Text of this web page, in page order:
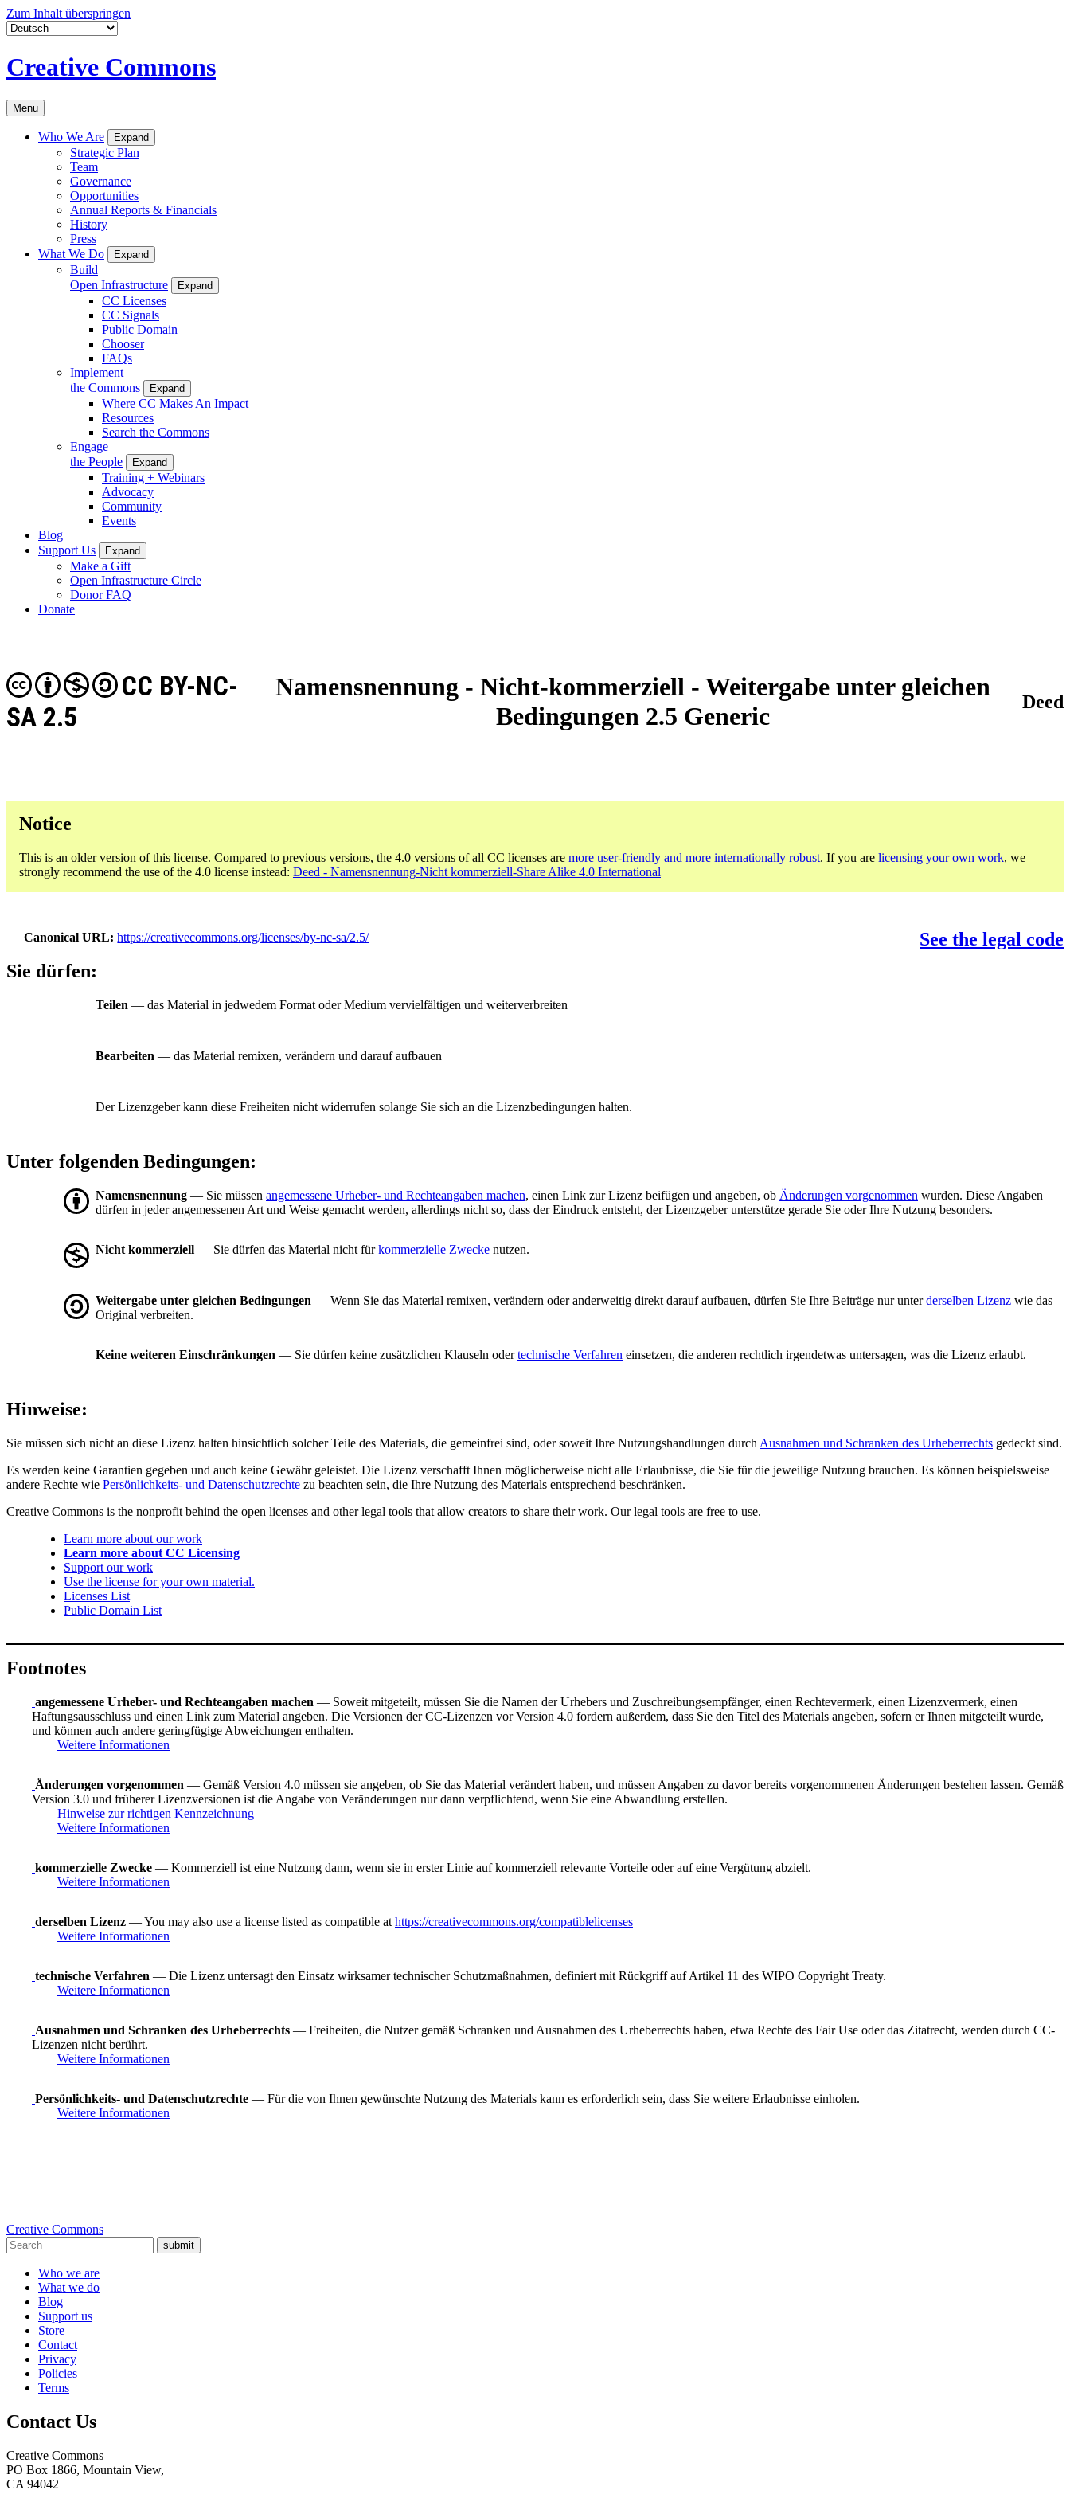
Zum Inhalt überspringen
Creative Commons
Menu
Who We Are Expand
Strategic Plan
Team
Governance
Opportunities
Annual Reports & Financials
History
Press
What We Do
Expand
Build
Open Infrastructure
Expand
CC Licenses
CC Signals
Public Domain
Chooser
FAQs
Implement
the Commons
Expand
Where CC Makes An Impact
Resources
Search the Commons
Engage
the People
Expand
Training + Webinars
Advocacy
Community
Events
Blog
Support Us
Expand
Make a Gift
Open Infrastructure Circle
Donor FAQ
Donate
Namensnennung - Nicht-kommerziell - Weitergabe unter gleichen
Bedingungen 2.5 Generic
CC BY-NC-
SA 2.5
Deed
Notice
This is an older version of this license. Compared to previous versions, the 4.0 versions of all CC licenses are more user-friendly and more internationally robust. If you are licensing your own work, we
strongly recommend the use of the 4.0 license instead: Deed - Namensnennung-Nicht kommerziell-Share Alike 4.0 International
Canonical URL https://creativecommons.org/licenses/by-nc-sa/2.5/
See the legal code
Sie dürfen:
Teilen — das Material in jedwedem Format oder Medium vervielfältigen und weiterverbreiten
Bearbeiten — das Material remixen, verändern und darauf aufbauen
Der Lizenzgeber kann diese Freiheiten nicht widerrufen solange Sie sich an die Lizenzbedingungen halten.
Unter folgenden Bedingungen:
Namensnennung — Sie müssen angemessene Urheber- und Rechteangaben machen, einen Link zur Lizenz beifügen und angeben, ob Änderungen vorgenommen wurden. Diese Angaben
dürfen in jeder angemessenen Art und Weise gemacht werden, allerdings nicht so, dass der Eindruck entsteht, der Lizenzgeber unterstütze gerade Sie oder Ihre Nutzung besonders.
Nicht kommerziell — Sie dürfen das Material nicht fürkommerzielle Zwecke nutzen.
Weitergabe unter gleichen Bedingungen — Wenn Sie das Material remixen, verändern oder anderweitig direkt darauf aufbauen, dürfen Sie Ihre Beiträge nur unterderselben Lizenz wie das
Original verbreiten.
Keine weiteren Einschränkungen — Sie dürfen keine zusätzlichen Klauseln odertechnische Verfahren einsetzen, die anderen rechtlich irgendetwas untersagen, was die Lizenz erlaubt.
Hinweise:
Sie müssen sich nicht an diese Lizenz halten hinsichtlich solcher Teile des Materials, die gemeinfrei sind, oder soweit Ihre Nutzungshandlungen durch Ausnahmen und Schranken des Urheberrechts gedeckt sind.
Es werden keine Garantien gegeben und auch keine Gewähr geleistet. Die Lizenz verschafft Ihnen möglicherweise nicht alle Erlaubnisse, die Sie für die jeweilige Nutzung brauchen. Es können beispielsweise
andere Rechte wie Persönlichkeits- und Datenschutzrechte zu beachten sein, die Ihre Nutzung des Materials entsprechend beschränken.
Creative Commons is the nonprofit behind the open licenses and other legal tools that allow creators to share their work. Our legal tools are free to use.
Learn more about our work
Learn more about CC Licensing
Support our work
Use the license for your own material.
Licenses List
Public Domain List
Footnotes
angemessene Urheber- und Rechteangaben machen — Soweit mitgeteilt, müssen Sie die Namen der Urhebers und Zuschreibungsempfänger, einen Rechtevermerk, einen Lizenzvermerk, einen
Haftungsausschluss und einen Link zum Material angeben. Die Versionen der CC-Lizenzen vor Version 4.0 fordern außerdem, dass Sie den Titel des Materials angeben, sofern er Ihnen mitgeteilt wurde,
und können auch andere geringfügige Abweichungen enthalten.
Weitere Informationen
Änderungen vorgenommen — Gemäß Version 4.0 müssen sie angeben, ob Sie das Material verändert haben, und müssen Angaben zu davor bereits vorgenommenen Änderungen bestehen lassen. Gemäß
Version 3.0 und früherer Lizenzversionen ist die Angabe von Veränderungen nur dann verpflichtend, wenn Sie eine Abwandlung erstellen.
Hinweise zur richtigen Kennzeichnung
Weitere Informationen
kommerzielle Zwecke — Kommerziell ist eine Nutzung dann, wenn sie in erster Linie auf kommerziell relevante Vorteile oder auf eine Vergütung abzielt.
Weitere Informationen
derselben Lizenz — You may also use a license listed as compatible at https://creativecommons.org/compatiblelicenses
Weitere Informationen
technische Verfahren — Die Lizenz untersagt den Einsatz wirksamer technischer Schutzmaßnahmen, definiert mit Rückgriff auf Artikel 11 des WIPO Copyright Treaty.
Weitere Informationen
Ausnahmen und Schranken des Urheberrechts — Freiheiten, die Nutzer gemäß Schranken und Ausnahmen des Urheberrechts haben, etwa Rechte des Fair Use oder das Zitatrecht, werden durch CC-
Lizenzen nicht berührt.
Weitere Informationen
Persönlichkeits- und Datenschutzrechte — Für die von Ihnen gewünschte Nutzung des Materials kann es erforderlich sein, dass Sie weitere Erlaubnisse einholen.
Weitere Informationen
Creative Commons
submit
Who we are
What we do
Blog
Support us
Store
Contact
Privacy
Policies
Terms
Contact Us
Creative Commons
PO Box 1866, Mountain View,
CA 94042